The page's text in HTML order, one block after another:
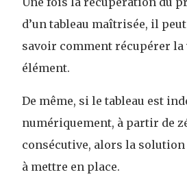
d’un tableau maîtrisée, il
savoir comment récupérer
élément.
De même, si le tableau est
numériquement, à partir de
consécutive, alors la
à mettre en place.